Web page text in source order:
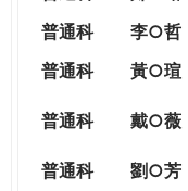
普通科
李○哲
普通科
黃○瑄
普通科 戴○薇
普通科 劉○芳